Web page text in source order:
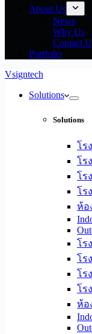
About Us
News
Why Us
Contact
Portfolio
Vsigntech
Solutions
Solutions
โร
โร
โร
โร
ห้อ
โร
โร
โร
โร
ห้อ